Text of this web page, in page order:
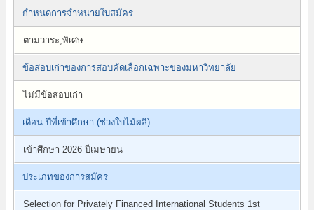
กำหนดการจำหน่ายใบสมัคร
ตามวาระ,พิเศษ
ข้อสอบเก่าของการสอบคัดเลือกเฉพาะของมหาวิทยาลัย
ไม่มีข้อสอบเก่า
เดือน ปีที่เข้าศึกษา (ช่วงใบไม้ผลิ)
เข้าศึกษา 2026 ปีเมษายน
ประเภทของการสมัคร
Selection for Privately Financed International Students 1st